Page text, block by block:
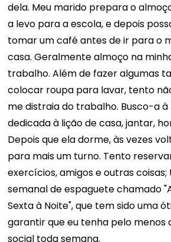
dela. Meu marido prepara o
a levo para a escola, e depois
tomar um café antes de ir para o
casa. Geralmente almoço na
trabalho. Além de fazer algumas
colocar roupa para lavar, tento
me distraia do trabalho. Busco-a
dedicada à lição de casa, jantar,
Depois que ela dorme, às vezes
para mais um turno. Tento
exercícios, amigos e outras
semanal de espaguete chamado
Sexta à Noite", que tem sido uma
garantir que eu tenha pelo menos
social toda semana.